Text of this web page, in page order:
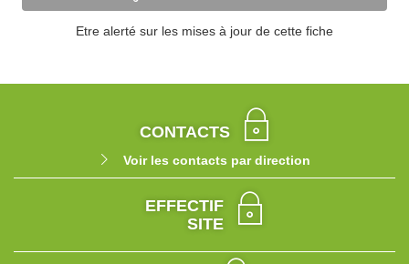
Etre alerté sur les mises à jour de cette fiche
CONTACTS
Voir les contacts par direction
EFFECTIF
SITE